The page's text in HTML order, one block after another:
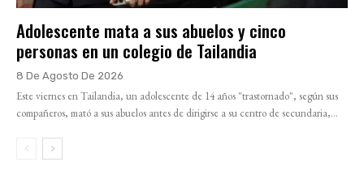
Adolescente mata a sus abuelos y cinco
personas en un colegio de Tailandia
8 De Agosto De 2026
Este viernes en Tailandia, un adolescente de 14 años "trastornado", según sus
compañeros, mató a sus abuelos antes de dirigirse a su centro de secundaria,...